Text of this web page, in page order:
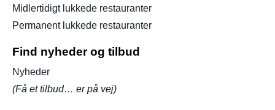
Midlertidigt lukkede restauranter
Permanent lukkede restauranter
Find nyheder og tilbud
Nyheder
(Få et tilbud… er på vej)